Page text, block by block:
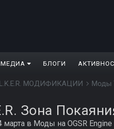
МЕДИА БЛОГИ
МОДИФИКАЦИИ Моды
Зона
марта в Моды на OGSR Engine